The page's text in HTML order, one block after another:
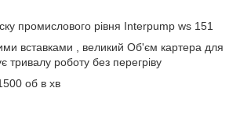
промислового рівня Interpump ws 151
вставками , великий Об'єм картера для
тривалу роботу без перегріву
об в хв